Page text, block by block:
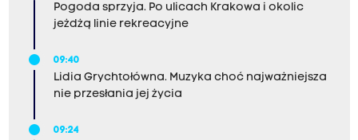
Pogoda sprzyja. Po ulicach Krakowa i okolic
jeżdżą linie rekreacyjne
09:40
Lidia Grychtołówna. Muzyka choć najważniejsza
nie przesłania jej życia
09:24